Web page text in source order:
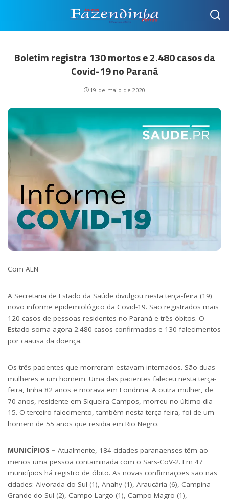
Boletim registra 130 mortos e 2.480 casos da
Covid-19 no Paraná
19 de maio de 2020
Com AEN
A Secretaria de Estado da Saúde divulgou nesta terça-feira (19)
novo informe epidemiológico da Covid-19. São registrados mais
120 casos de pessoas residentes no Paraná e três óbitos. O
Estado soma agora 2.480 casos confirmados e 130 falecimentos
por caausa da doença.
Os três pacientes que morreram estavam internados. São duas
mulheres e um homem. Uma das pacientes faleceu nesta terça-
feira, tinha 82 anos e morava em Londrina. A outra mulher, de
70 anos, residente em Siqueira Campos, morreu no último dia
15. O terceiro falecimento, também nesta terça-feira, foi de um
homem de 55 anos que residia em Rio Negro.
MUNICÍPIOS – Atualmente, 184 cidades paranaenses têm ao
menos uma pessoa contaminada com o Sars-CoV-2. Em 47
municípios há registro de óbito. As novas confirmações são nas
cidades: Alvorada do Sul (1), Anahy (1), Araucária (6), Campina
Grande do Sul (2), Campo Largo (1), Campo Magro (1),